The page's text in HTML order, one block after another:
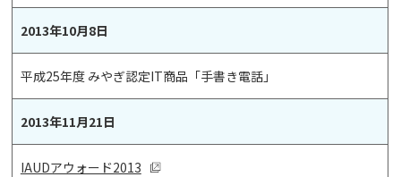
2013年10月8日
平成25年度 みやぎ認定IT商品「手書き電話」
2013年11月21日
IAUDアウォード2013